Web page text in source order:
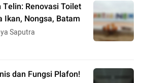
Telin: Renovasi Toilet
Ikan, Nongsa, Batam
Saputra
dan Fungsi Plafon!